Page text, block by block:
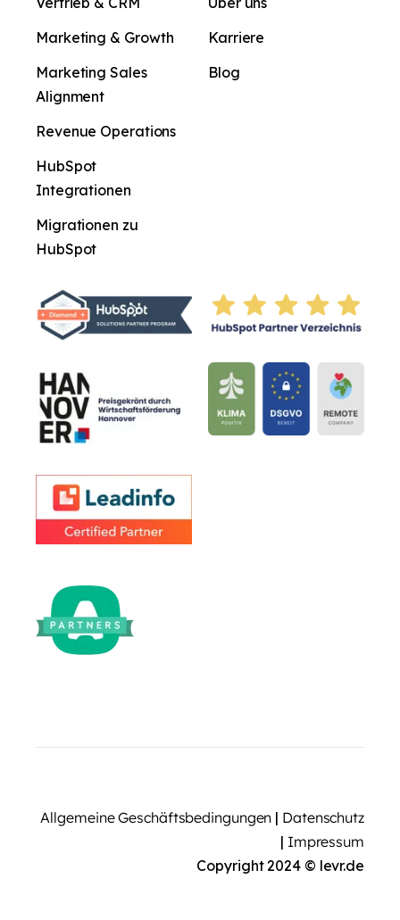
Marketing & Growth
Marketing Sales
Alignment
Revenue Operations
HubSpot
Integrationen
Migrationen zu
HubSpot
Karriere
Blog
Allgemeine Geschäftsbedingungen | Datenschutz
| Impressum
Copyright 2024 © levr.de